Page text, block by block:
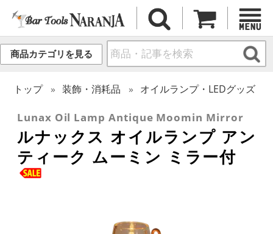
商品カテゴリを見る
トップ 装飾・消耗品 オイルランプ・LEDグッズ
Lunax Oil Lamp Antique Moomin Mirror
ルナックス オイルランプ アン
ティーク ムーミン ミラー付